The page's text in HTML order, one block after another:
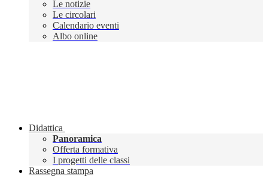
Le notizie
Le circolari
Calendario eventi
Albo online
Didattica
Panoramica
Offerta formativa
I progetti delle classi
Rassegna stampa